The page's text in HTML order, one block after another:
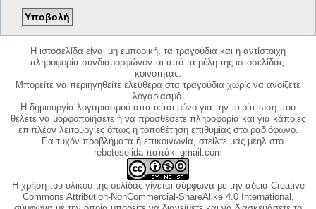
Η ιστοσελίδα είναι μη εμπορική, τα τραγούδια και η αντίστοιχη
πληροφορία συνδιαμορφώνονται από τα μέλη της ιστοσελίδας-
κοινότητας.
Μπορείτε να περιηγηθείτε ελεύθερα στα τραγούδια χωρίς να ανοίξετε
λογαριασμό.
Η δημιουργία λογαριασμού απαιτείται μόνο για την περίπτωση που
θέλετε να μορφοποιήσετε ή να προσθέσετε πληροφορία και για κάποιες
επιπλέον λειτουργίες όπως η τοποθέτηση επιθυμίας στο ραδιόφωνο.
Για τυχόν προβλήματα ή επικοινωνία, στείλτε μας μεηλ στο
rebetoselida παπάκι gmail.com
Η χρήση του υλικού της σελίδας γίνεται σύμφωνα με την άδεια Creative
Commons Attribution-NonCommercial-ShareAlike 4.0 International,